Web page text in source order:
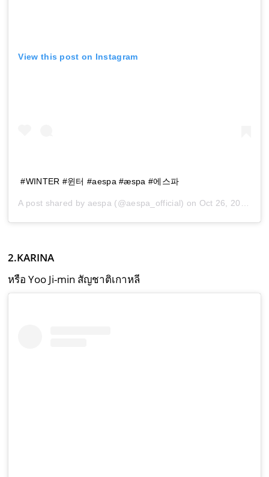
View this post on Instagram
#WINTER #윈터 #aespa #æspa #에스파
A post shared by aespa (@aespa_official) on Oct 26, 2020 at 8:01am PDT
2.KARINA
หรือ Yoo Ji-min สัญชาติเกาหลี